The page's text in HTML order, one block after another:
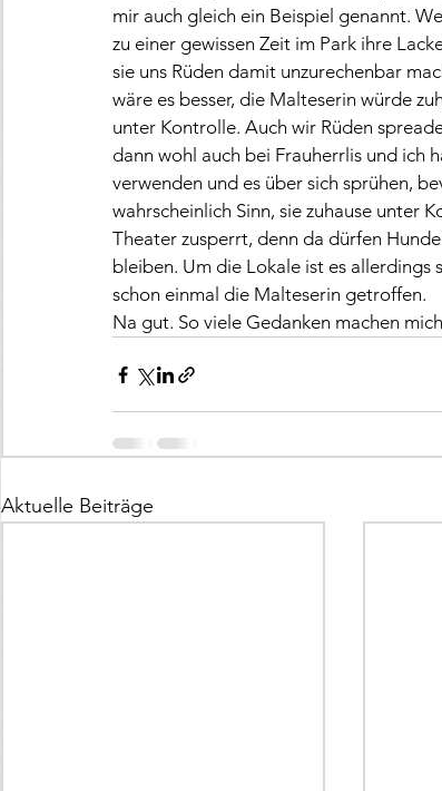
mir auch gleich ein Beispiel genannt.
zu einer gewissen Zeit im Park ihre
sie uns Rüden damit unzurechenbar
wäre es besser, die Malteserin würde
unter Kontrolle. Auch wir Rüden
dann wohl auch bei Frauherrlis und ich
verwenden und es über sich sprühen,
wahrscheinlich Sinn, sie zuhause unter
Theater zusperrt, denn da dürfen
bleiben. Um die Lokale ist es
schon einmal die Malteserin getroffen.
Na gut. So viele Gedanken machen
Aktuelle Beiträge